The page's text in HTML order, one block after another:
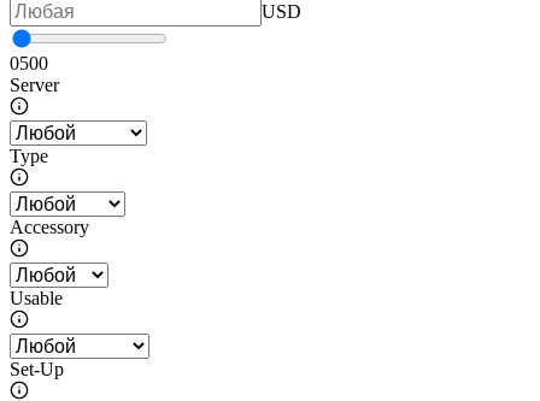
USD
0500
Server
Type
Accessory
Usable
Set-Up